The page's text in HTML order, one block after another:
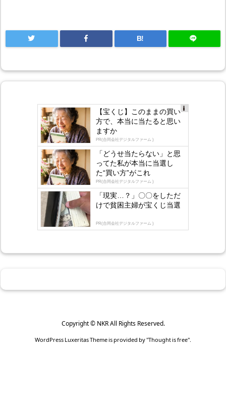
B!
gly
【宝くじ】このままの買い
方で、本当に当たると思い
ますか
PR(合同会社デジタルファーム )
「どうせ当たらない」と思
ってた私が本当に当選し
た“買い方”がこれ
PR(合同会社デジタルファーム )
「現実…？」〇〇をしただ
けで貧困主婦が宝くじ当選
PR(合同会社デジタルファーム )
Copyright © NKRAll Rights Reserved.
WordPress Luxeritas Theme is provided by "Thought is free".